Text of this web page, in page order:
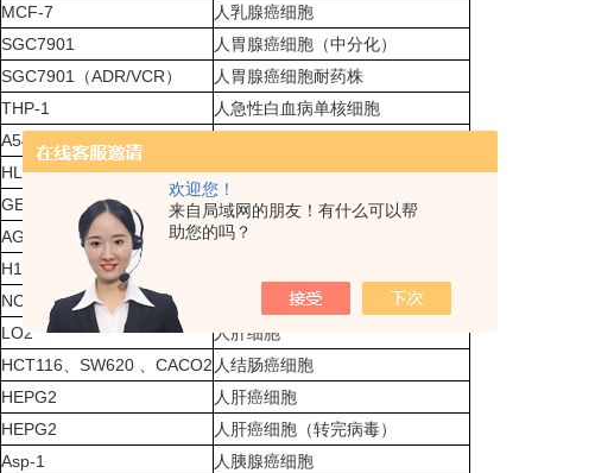
欢迎您！
来自局域网的朋友！有什么可以帮
助您的吗？
MCF-7
人乳腺癌细胞
SGC7901
人胃腺癌细胞（中分化）
SGC7901（ADR/VCR）
人胃腺癌细胞耐药株
THP-1
人急性白血病单核细胞
A549
HL-7702
人正常肝脏细胞(LO2)
GES-1
人胃粘膜上皮细胞
AGS
人胃癌细胞
H1299
NCM460
人正常结肠上皮细胞
LO2
人肝细胞
HCT116、SW620 、CACO2 人结肠癌细胞
HEPG2
人肝癌细胞
HEPG2
人肝癌细胞（转完病毒）
Asp-1
人胰腺癌细胞